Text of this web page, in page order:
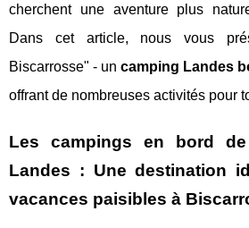
cherchent une aventure plus
Dans cet article, nous vous
Biscarrosse" - uncamping Landes
offrant de nombreuses activités pour
Les campings en bord
Landes : Une destination
vacances paisibles à